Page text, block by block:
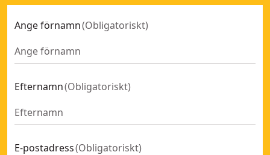
Ange förnamn(Obligatoriskt)
Efternamn(Obligatoriskt)
E-postadress(Obligatoriskt)